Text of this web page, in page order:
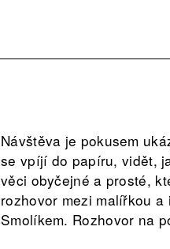
Návštěva je pokusem
se vpíjí do papíru, vidět,
věci obyčejné a prosté,
rozhovor mezi malířkou
Smolíkem. Rozhovor na